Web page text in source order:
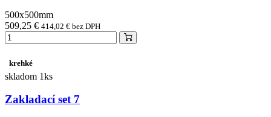
500x500mm
509,25 € 414,02 € bez DPH
krehké
skladom 1ks
Zakladací set 7